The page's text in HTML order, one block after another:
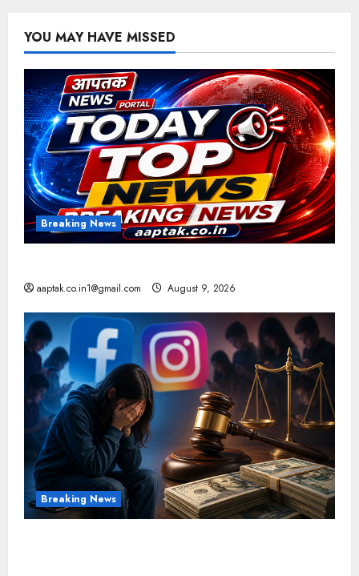
YOU MAY HAVE MISSED
Breaking News
aaptak.co.in1@gmail.com August 9, 2026
Breaking News